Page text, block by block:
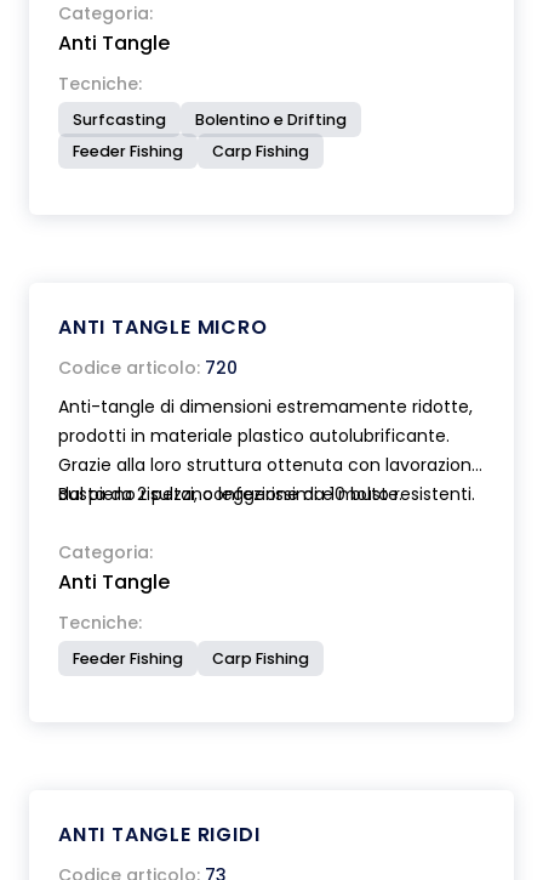
Categoria:
Anti Tangle
Tecniche:
Surfcasting
Bolentino e Drifting
Feeder Fishing
Carp Fishing
ANTI TANGLE MICRO
Codice articolo: 720
Anti-tangle di dimensioni estremamente ridotte,
prodotti in materiale plastico autolubrificante.
Grazie alla loro struttura ottenuta con lavorazione
dal pieno risultano leggerissimi e molto resistenti.
Non alterano il lancio. Prodotti in due diverse
misure.
Busta da 2 pezzi, confezione da 10 buste.
Categoria:
Anti Tangle
Tecniche:
Feeder Fishing Carp Fishing
ANTI TANGLE RIGIDI
Codice articolo: 73